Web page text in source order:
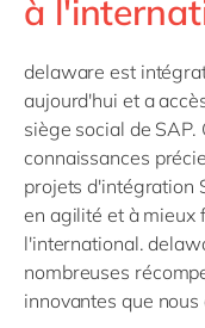
à
delaware est
aujourd'hui et a
siège social de
connaissances
projets d'intégration
en agilité et à mieux
l'international.
nombreuses
innovantes que